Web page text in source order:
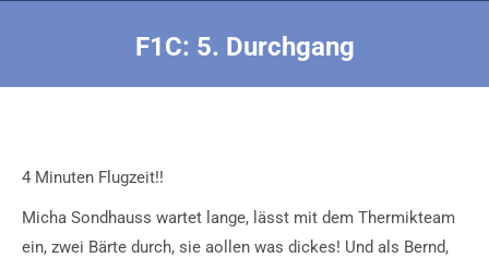
F1C: 5. Durchgang
4 Minuten Flugzeit!!
Micha Sondhauss wartet lange, lässt mit dem Thermikteam
ein, zwei Bärte durch, sie aollen was dickes! Und als Bernd,